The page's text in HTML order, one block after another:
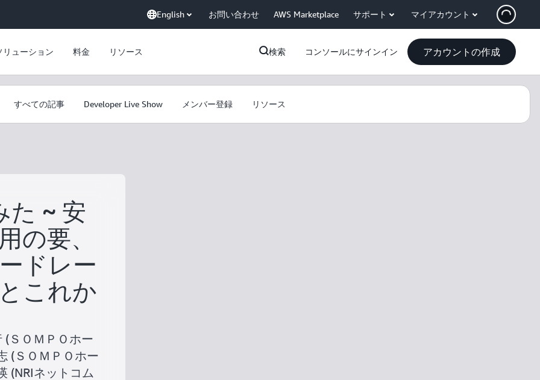
English お問い合わせ AWS Marketplace サポート マイアカウント
リューション 料金 リソース 検索 コンソールにサインイン アカウントの作成
すべての記事 Developer Live Show メンバー登録 リソース
た ~ 安
の要、
ドレー
これか
ＳＯＭＰＯホー
(ＳＯＭＰＯホー
(NRIネットコム